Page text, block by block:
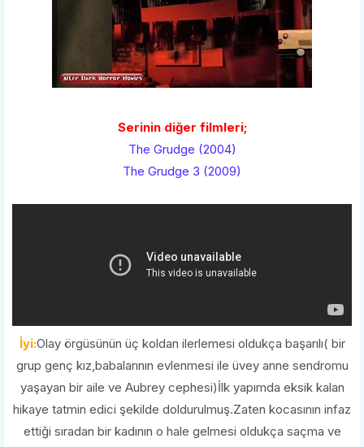
Serinin diğer filmleri;
The Grudge (2004)
The Grudge 3 (2009)
İyi:Olay örgüsünün üç koldan ilerlemesi oldukça başarılı( bir
grup genç kız,babalarının evlenmesi ile üvey anne sendromu
yaşayan bir aile ve Aubrey cephesi)İlk yapımda eksik kalan
hikaye tatmin edici şekilde doldurulmuş.Zaten kocasının infaz
ettiği sıradan bir kadının o hale gelmesi oldukça saçma ve